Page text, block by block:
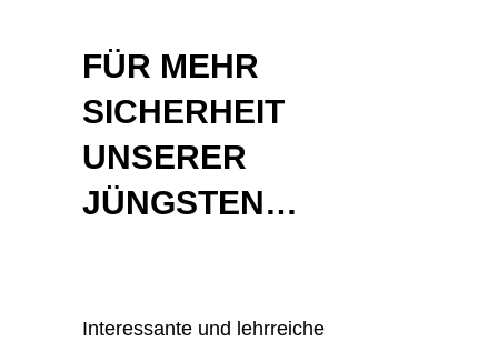
FÜR MEHR
SICHERHEIT
UNSERER
JÜNGSTEN…
Interessante und lehrreiche